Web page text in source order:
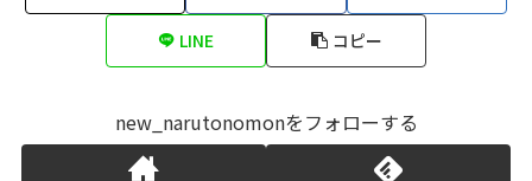
LINE コピー
new_narutonomonをフォローする